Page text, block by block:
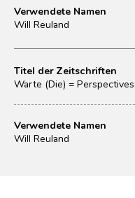
Verwendete Namen
Will Reuland
Titel der Zeitschriften
Warte (Die) =
Verwendete Namen
Will Reuland